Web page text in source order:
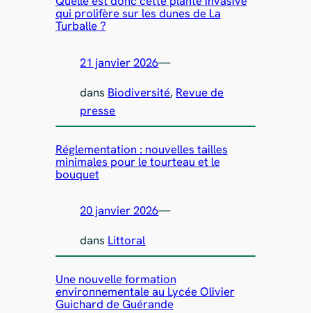
qui prolifère sur les dunes de La
Turballe ?
21 janvier 2026—
dans Biodiversité, Revue de
presse
Réglementation : nouvelles tailles
minimales pour le tourteau et le
bouquet
20 janvier 2026—
dans Littoral
Une nouvelle formation
environnementale au Lycée Olivier
Guichard de Guérande